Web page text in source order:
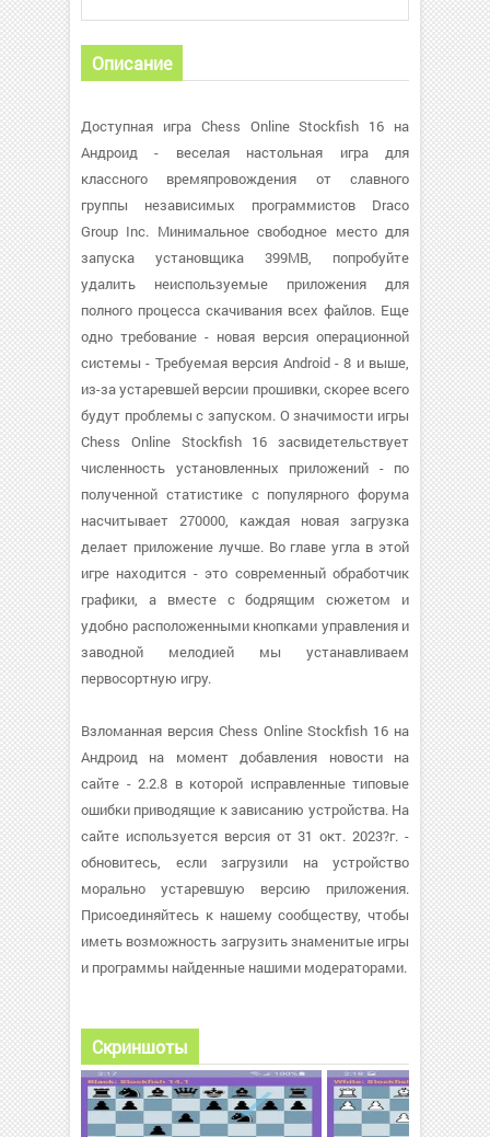
Описание
Доступная игра Chess Online Stockfish 16 на
Андроид - веселая настольная игра для
классного времяпровождения от славного
группы независимых программистов Draco
Group Inc. Минимальное свободное место для
запуска установщика 399MB, попробуйте
удалить неиспользуемые приложения для
полного процесса скачивания всех файлов. Еще
одно требование - новая версия операционной
системы - Требуемая версия Android - 8 и выше,
из-за устаревшей версии прошивки, скорее всего
будут проблемы с запуском. О значимости игры
Chess Online Stockfish 16 засвидетельствует
численность установленных приложений - по
полученной статистике с популярного форума
насчитывает 270000, каждая новая загрузка
делает приложение лучше. Во главе угла в этой
игре находится - это современный обработчик
графики, а вместе с бодрящим сюжетом и
удобно расположенными кнопками управления и
заводной мелодией мы устанавливаем
первосортную игру.
Взломанная версия Chess Online Stockfish 16 на
Андроид на момент добавления новости на
сайте - 2.2.8 в которой исправленные типовые
ошибки приводящие к зависанию устройства. На
сайте используется версия от 31 окт. 2023?г. -
обновитесь, если загрузили на устройство
морально устаревшую версию приложения.
Присоединяйтесь к нашему сообществу, чтобы
иметь возможность загрузить знаменитые игры
и программы найденные нашими модераторами.
Скриншоты